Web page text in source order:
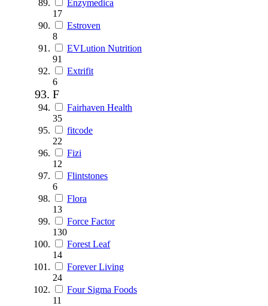
Enzymedica
17
Estroven
8
EVLution Nutrition
91
Extrifit
6
F
Fairhaven Health
35
fitcode
22
Fizi
12
Flintstones
6
Flora
13
Force Factor
130
Forest Leaf
14
Forever Living
24
Four Sigma Foods
11